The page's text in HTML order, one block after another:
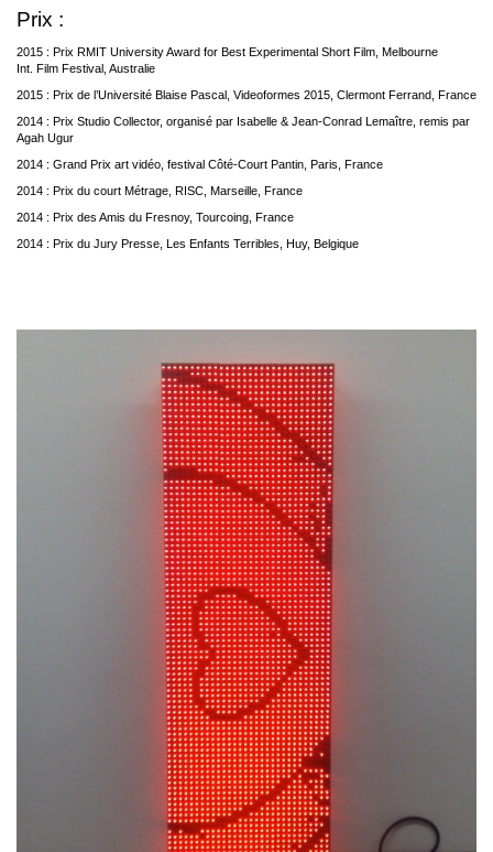
Prix :
2015 : Prix RMIT University Award for Best Experimental Short Film, Melbourne
Int. Film Festival, Australie
2015 : Prix de l’Université Blaise Pascal, Videoformes 2015, Clermont Ferrand, France
2014 : Prix Studio Collector, organisé par Isabelle & Jean-Conrad Lemaître, remis par
Agah Ugur
2014 : Grand Prix art vidéo, festival Côté-Court Pantin, Paris, France
2014 : Prix du court Métrage, RISC, Marseille, France
2014 : Prix des Amis du Fresnoy, Tourcoing, France
2014 : Prix du Jury Presse, Les Enfants Terribles, Huy, Belgique